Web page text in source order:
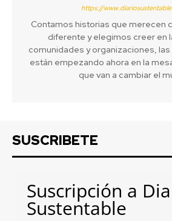
https://
Contamos historias que merecen
diferente y elegimos creer en
comunidades y organizaciones,
están empezando ahora en la
que van a cambiar el
SUSCRIBETE
Suscripción a
Sustentable